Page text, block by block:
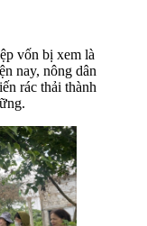
vốn bị xem là
nay, nông dân
rác thải thành